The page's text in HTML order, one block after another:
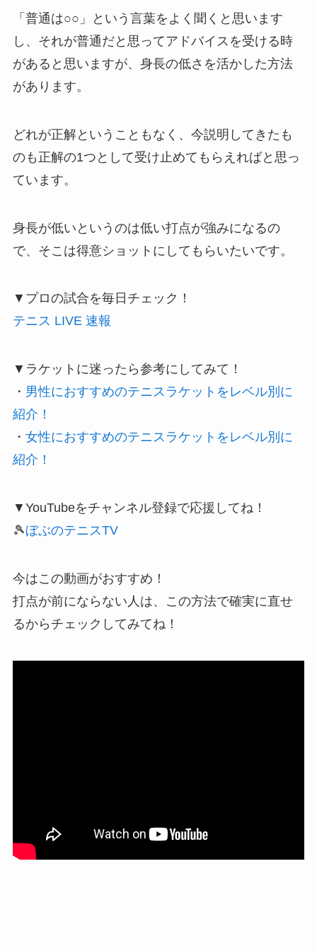
「普通は○○」という言葉をよく聞くと思います
し、それが普通だと思ってアドバイスを受ける時
があると思いますが、身長の低さを活かした方法
があります。
どれが正解ということもなく、今説明してきたも
のも正解の1つとして受け止めてもらえればと思っ
ています。
身長が低いというのは低い打点が強みになるの
で、そこは得意ショットにしてもらいたいです。
▼プロの試合を毎日チェック！
テニス LIVE 速報
▼ラケットに迷ったら参考にしてみて！
・ 男性におすすめのテニスラケットをレベル別に
紹介！
・ 女性におすすめのテニスラケットをレベル別に
紹介！
▼YouTubeをチャンネル登録で応援してね！
🎾ぼぶのテニスTV
今はこの動画がおすすめ！
打点が前にならない人は、この方法で確実に直せ
るからチェックしてみてね！